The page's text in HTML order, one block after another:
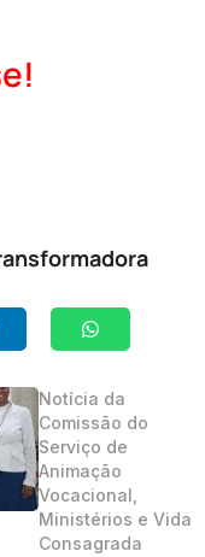
Notícia da
Comissão do
Serviço de
Animação
Vocacional,
Ministérios e Vida
Consagrada